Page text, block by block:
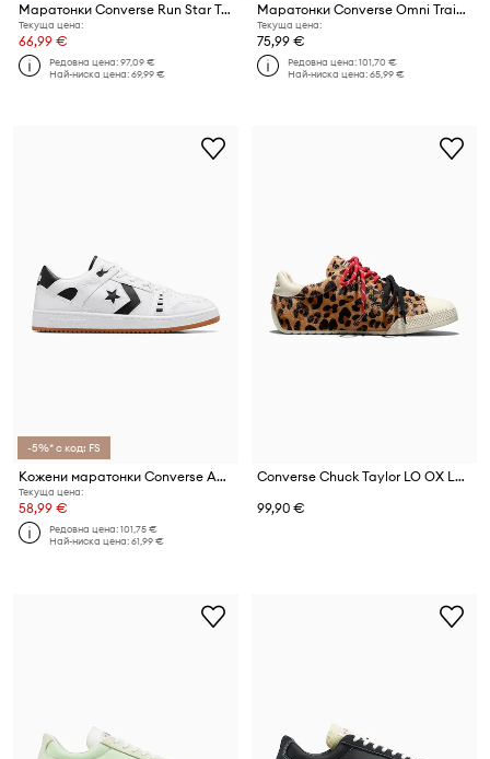
Маратонки Converse Run Star Trainer
Текуща цена:
66,99 €
Редовна цена:97,09 €
Най-ниска цена:69,99 €
Маратонки Converse Omni Trainer
Текуща цена:
75,99 €
Редовна цена:101,70 €
Най-ниска цена:65,99 €
-5%* с код: FS
Кожени маратонки Converse AS-1 Pro
Текуща цена:
58,99 €
Редовна цена:101,75 €
Най-ниска цена:61,99 €
Converse Chuck Taylor LO OX Leopard маратонки дамски от кожа
99,90 €